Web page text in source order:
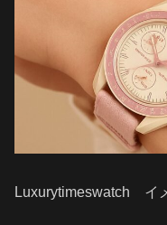
Luxurytimeswatch イ